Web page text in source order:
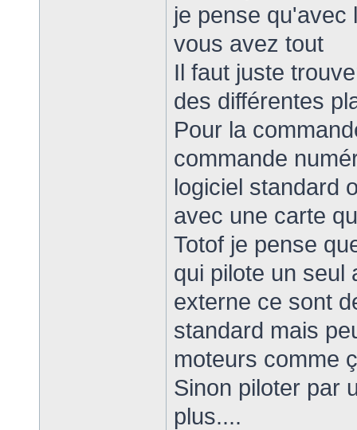
je pense qu'avec
vous avez tout
Il faut juste
des différentes
Pour la
commande
logiciel standard
avec une carte
Totof je pense
qui pilote un seul
externe ce sont
standard mais
moteurs comme
Sinon piloter par
plus....